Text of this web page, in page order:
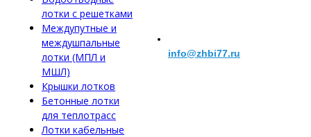
лотки с решетками
Междупутные и
междушпальные
лотки (МПЛ и
МШЛ)
Крышки лотков
Бетонные лотки
для теплотрасс
Лотки кабельные
info@zhbi77.ru